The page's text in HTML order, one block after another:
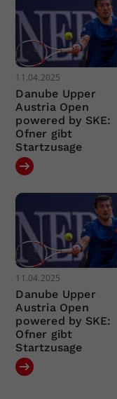
11.04.2025
Danube Upper
Austria Open
powered by SKE:
Ofner gibt
Startzusage
11.04.2025
Danube Upper
Austria Open
powered by SKE:
Ofner gibt
Startzusage